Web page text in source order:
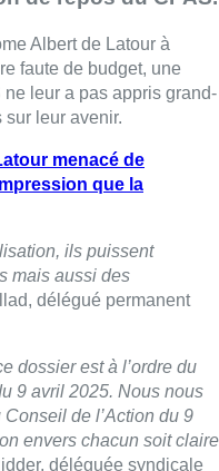
dossier est à l’ordre du
9 avril 2025. Nous nous
de l’Action du 9
déléguée syndicale
pense pas qu’on va
même si le conseil prend
de la commune”.
micro de Lisa Saint-
de pub